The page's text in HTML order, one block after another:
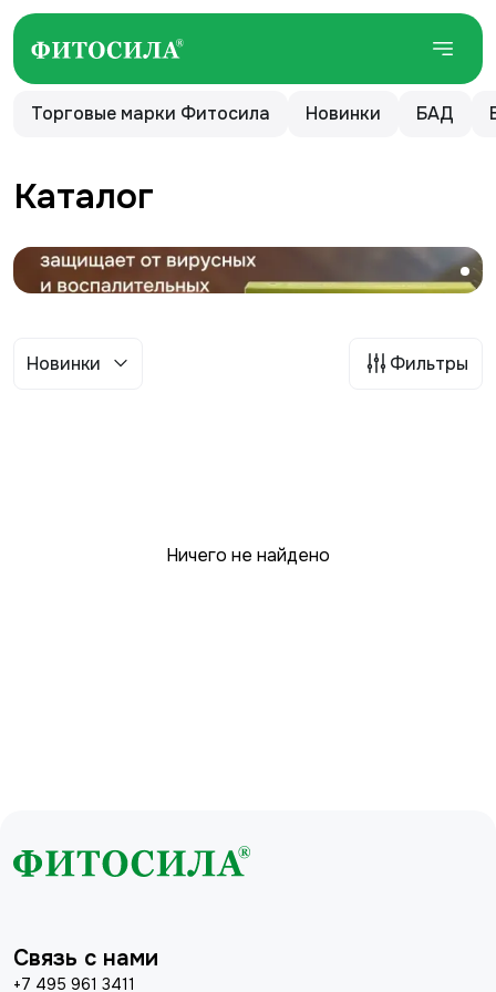
Торговые марки Фитосила Новинки БАД
Каталог
Новинки Фильтры
Ничего не найдено
Связь с нами
+7 495 961 3411